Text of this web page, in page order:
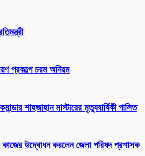
প্রকল্পে চরম অনিয়ম
শাহজাহান মাস্টারের মৃত্যুবার্ষিকী পালিত
উদ্বোধন করলেন জেলা পরিষদ প্রশাসক